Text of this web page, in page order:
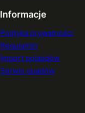
Informacje
Polityka prywatności
Regulamin
Import pojazdów
Serwis quadów